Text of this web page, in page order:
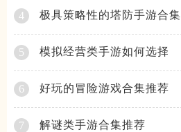
4 极具策略性的塔防手游合集
5 模拟经营类手游如何选择
6 好玩的冒险游戏合集推荐
7 解谜类手游合集推荐